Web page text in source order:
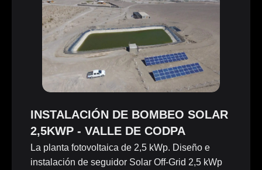
INSTALACIÓN DE BOMBEO SOLAR
2,5KWP - VALLE DE CODPA
La planta fotovoltaica de 2,5 kWp. Diseño e
instalación de seguidor Solar Off-Grid 2,5 kWp